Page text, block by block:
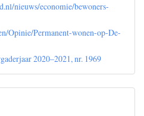
nieuws/economie/bewoners-
Opinie/Permanent-wonen-op-De-
2020–2021, nr. 1969